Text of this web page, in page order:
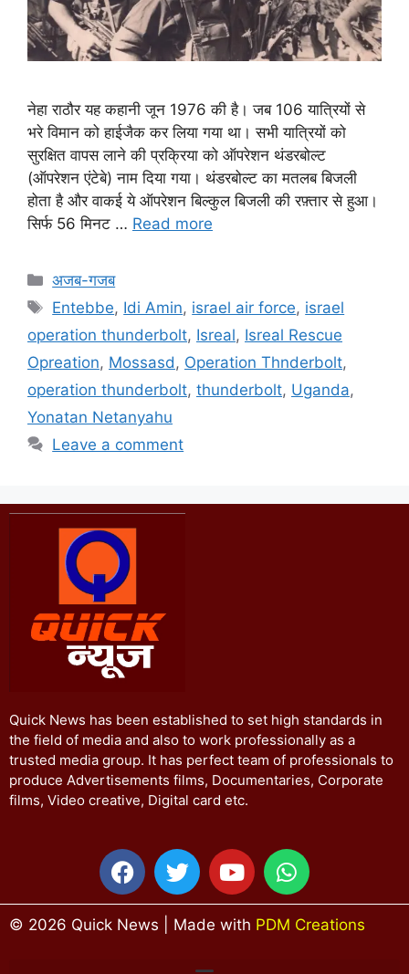
नेहा राठौर यह कहानी जून 1976 की है। जब 106 यात्रियों से
भरे विमान को हाईजैक कर लिया गया था। सभी यात्रियों को
सुरक्षित वापस लाने की प्रक्रिया को ऑपरेशन थंडरबोल्ट
(ऑपरेशन एंटेबे) नाम दिया गया। थंडरबोल्ट का मतलब बिजली
होता है और वाकई ये ऑपरेशन बिल्कुल बिजली की रफ़्तार से हुआ।
सिर्फ 56 मिनट … Read more
अजब-गजब
Entebbe, Idi Amin, israel air force, israel
operation thunderbolt, Isreal, Isreal Rescue
Opreation, Mossasd, Operation Thnderbolt,
operation thunderbolt, thunderbolt, Uganda,
Yonatan Netanyahu
Leave a comment
Quick News has been established to set high standards in
the field of media and also to work professionally as a
trusted media group. It has perfect team of professionals to
produce Advertisements films, Documentaries, Corporate
films, Video creative, Digital card etc.
© 2026 Quick News | Made with PDM Creations